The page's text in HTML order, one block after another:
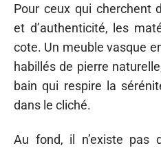
Pour ceux qui cherchent
et d’authenticité, les
cote. Un meuble vasque
habillés de pierre
bain qui respire la
dans le cliché.
Au fond, il n’existe pas